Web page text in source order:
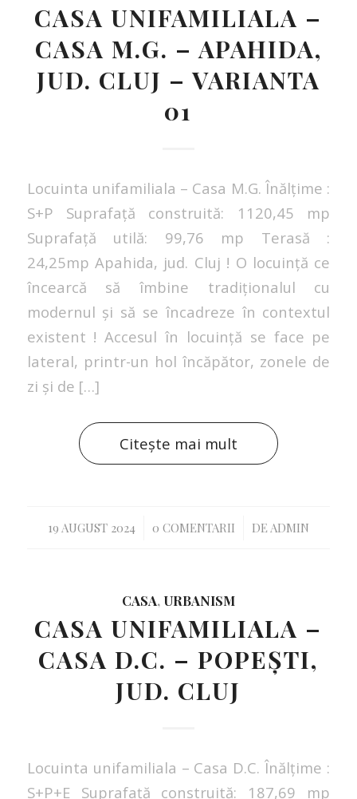
CASA UNIFAMILIALA –
CASA M.G. – APAHIDA,
JUD. CLUJ – VARIANTA
01
Locuinta unifamiliala – Casa M.G. Înălțime :
S+P Suprafață construită: 1120,45 mp
Suprafață utilă: 99,76 mp Terasă :
24,25mp Apahida, jud. Cluj ! O locuință ce
încearcă să îmbine tradiționalul cu
modernul și să se încadreze în contextul
existent ! Accesul în locuință se face pe
lateral, printr-un hol încăpător, zonele de
zi și de […]
Citește mai mult
19 AUGUST 2024
/ 0 COMENTARII
/ DE ADMIN
CASA, URBANISM
CASA UNIFAMILIALA –
CASA D.C. – POPEȘTI,
JUD. CLUJ
Locuinta unifamiliala – Casa D.C. Înălțime :
S+P+E Suprafață construită: 187,69 mp